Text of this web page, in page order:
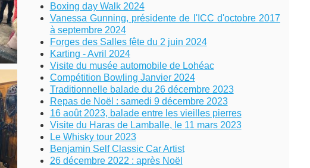
Boxing day Walk 2024
Vanessa Gunning, présidente de l'ICC d'octobre 2017
à septembre 2024
Forges des Salles fête du 2 juin 2024
Karting - Avril 2024
Visite du musée automobile de Lohéac
Compétition Bowling Janvier 2024
Traditionnelle balade du 26 décembre 2023
Repas de Noël : samedi 9 décembre 2023
16 août 2023, balade entre les vieilles pierres
Visite du Haras de Lamballe, le 11 mars 2023
Le Whisky tour 2023
Benjamin Self Classic Car Artist
26 décembre 2022 : après Noël